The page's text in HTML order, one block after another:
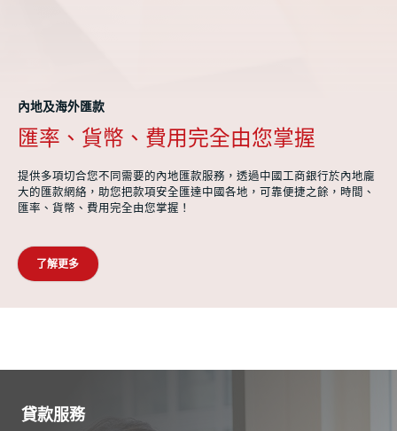
內地及海外匯款
匯率、貨幣、費用完全由您掌握
提供多項切合您不同需要的內地匯款服務，透過中國工商銀行於內地龐
大的匯款網絡，助您把款項安全匯達中國各地，可靠便捷之餘，時間、
匯率、貨幣、費用完全由您掌握！
了解更多
貸款服務
投資服務
理財金賬戶服務
綜合理財服務
商業賬戶服務